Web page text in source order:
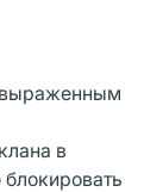
выраженным
в